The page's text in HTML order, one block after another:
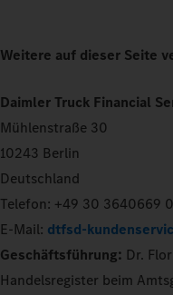
Weitere auf dieser Seite
Daimler Truck Financial
Mühlenstraße 30
10243 Berlin
Deutschland
Telefon: +49 30 3640669 0
E-Mail: dtfsd-
Geschäftsführung: Dr.
Handelsregister beim